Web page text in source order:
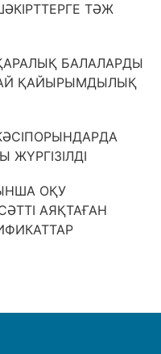
ТӘЖ
БАЛАЛАРДЫ
ҚАЙЫРЫМДЫЛЫҚ
ОҚУ
АЯҚТАҒАН